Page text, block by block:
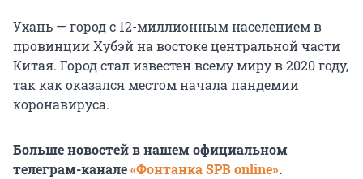
Ухань — город с 12-миллионным населением в
провинции Хубэй на востоке центральной части
Китая. Город стал известен всему миру в 2020 году,
так как оказался местом начала пандемии
коронавируса.
Больше новостей в нашем официальном
телеграм-канале«Фонтанка SPB online».